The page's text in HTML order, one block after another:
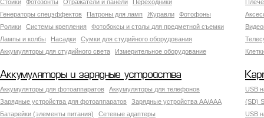
Стойки
Фотозонты Отражатели и панели
Переходники
Генераторы спецэффектов
Патроны для ламп Журавли
Фотофоны
Ролики
Системы крепления
Фотобоксы и столы для предметной съемки
Лампы и колбы
Насадки
Сумки для студийного оборудования
Аккумуляторы для студийного света
Измерительное оборудование
Аккумуляторы и зарядные устройства
Аккумуляторы для фотоаппаратов
Аккумуляторы для телефонов
Зарядные устройства для фотоаппаратов
Зарядные устройства AA/AAA
Батарейки (элементы питания)
Сетевые адаптеры
USB
(SD)
USB